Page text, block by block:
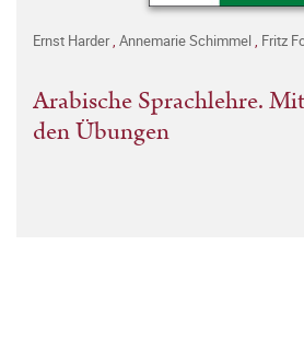
Ernst Harder, Annemarie Schimmel, Fritz
Arabische Sprachlehre.
den Übungen